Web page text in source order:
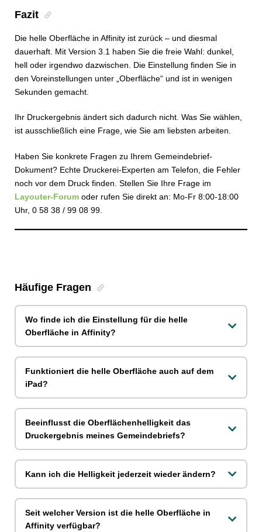
Fazit
Die helle Oberfläche in Affinity ist zurück – und diesmal
dauerhaft. Mit Version 3.1 haben Sie die freie Wahl: dunkel,
hell oder irgendwo dazwischen. Die Einstellung finden Sie in
den Voreinstellungen unter „Oberfläche“ und ist in wenigen
Sekunden gemacht.
Ihr Druckergebnis ändert sich dadurch nicht. Was Sie wählen,
ist ausschließlich eine Frage, wie Sie am liebsten arbeiten.
Haben Sie konkrete Fragen zu Ihrem Gemeindebrief-
Dokument? Echte Druckerei-Experten am Telefon, die Fehler
noch vor dem Druck finden. Stellen Sie Ihre Frage im
Layouter-Forum oder rufen Sie direkt an: Mo-Fr 8:00-18:00
Uhr, 0 58 38 / 99 08 99.
Häufige Fragen
Wo finde ich die Einstellung für die helle
Oberfläche in Affinity?
Funktioniert die helle Oberfläche auch auf dem
iPad?
Beeinflusst die Oberflächenhelligkeit das
Druckergebnis meines Gemeindebriefs?
Kann ich die Helligkeit jederzeit wieder ändern?
Seit welcher Version ist die helle Oberfläche in
Affinity verfügbar?